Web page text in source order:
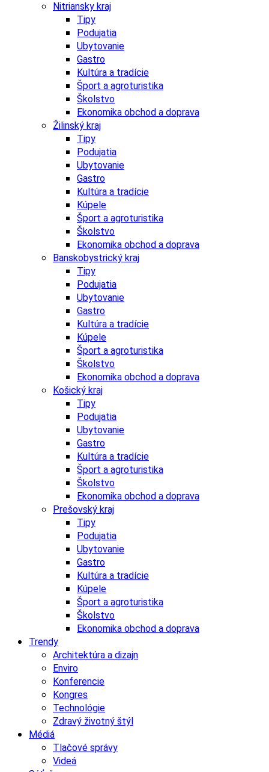
Nitriansky kraj
Tipy
Podujatia
Ubytovanie
Gastro
Kultúra a tradície
Šport a agroturistika
Školstvo
Ekonomika obchod a doprava
Žilinský kraj
Tipy
Podujatia
Ubytovanie
Gastro
Kultúra a tradície
Kúpele
Šport a agroturistika
Školstvo
Ekonomika obchod a doprava
Banskobystrický kraj
Tipy
Podujatia
Ubytovanie
Gastro
Kultúra a tradície
Kúpele
Šport a agroturistika
Školstvo
Ekonomika obchod a doprava
Košický kraj
Tipy
Podujatia
Ubytovanie
Gastro
Kultúra a tradície
Šport a agroturistika
Školstvo
Ekonomika obchod a doprava
Prešovský kraj
Tipy
Podujatia
Ubytovanie
Gastro
Kultúra a tradície
Kúpele
Šport a agroturistika
Školstvo
Ekonomika obchod a doprava
Trendy
Architektúra a dizajn
Enviro
Konferencie
Kongres
Technológie
Zdravý životný štýl
Médiá
Tlačové správy
Videá